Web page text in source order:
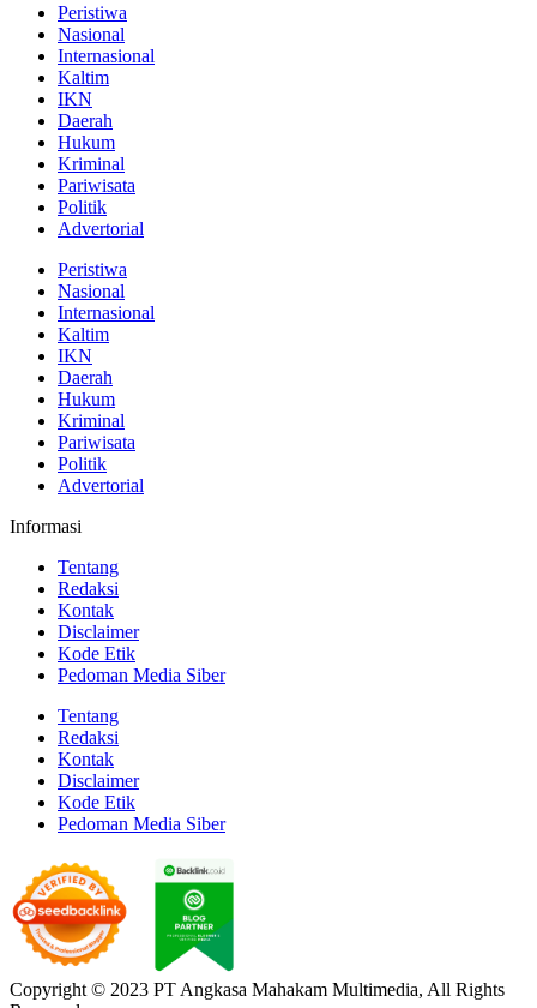
Peristiwa
Nasional
Internasional
Kaltim
IKN
Daerah
Hukum
Kriminal
Pariwisata
Politik
Advertorial
Peristiwa
Nasional
Internasional
Kaltim
IKN
Daerah
Hukum
Kriminal
Pariwisata
Politik
Advertorial
Informasi
Tentang
Redaksi
Kontak
Disclaimer
Kode Etik
Pedoman Media Siber
Tentang
Redaksi
Kontak
Disclaimer
Kode Etik
Pedoman Media Siber
Copyright © 2023 PT Angkasa Mahakam Multimedia, All Rights